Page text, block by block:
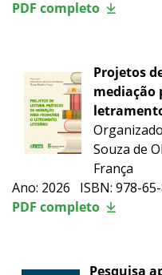
PDF completo
Projetos
mediação
Souza de
França
Ano: 2026 ISBN: 978-
PDF completo
Pesquisa